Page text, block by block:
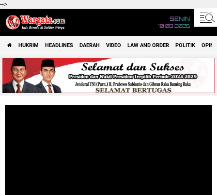
-->
SENIN
10 08 2026
HUKRIM HEADLINES DAERAH VIDEO LAW AND ORDER POLITIK OPINI